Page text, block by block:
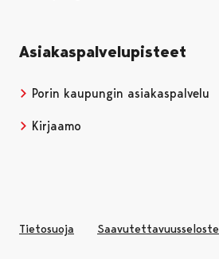
Asiakaspalvelupisteet
Porin kaupungin asiakaspalvelu
Kirjaamo
Tietosuoja Saavutettavuusseloste